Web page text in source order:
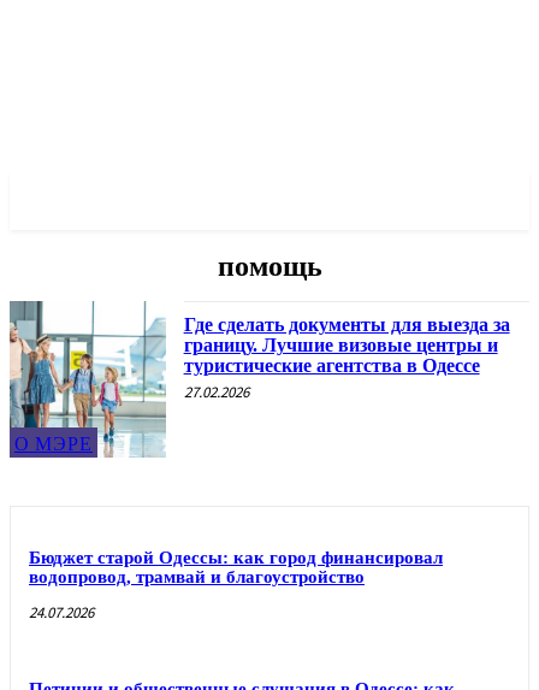
помощь
О МЭРЕ
Где сделать документы для выезда за
границу. Лучшие визовые центры и
туристические агентства в Одессе
27.02.2026
Бюджет старой Одессы: как город финансировал
водопровод, трамвай и благоустройство
24.07.2026